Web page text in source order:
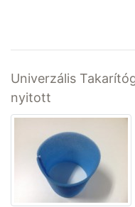
Univerzális
nyitott